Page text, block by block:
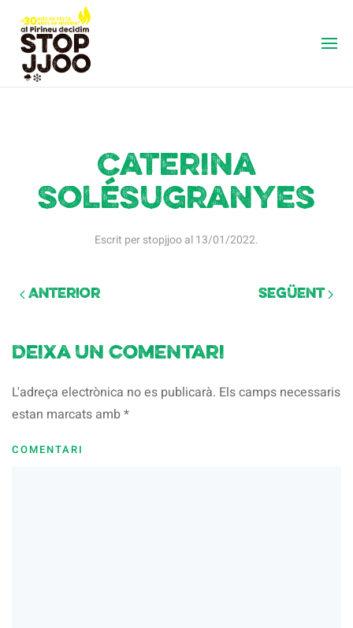
Caterina
SoléSugranyes
Escrit perstopjjooal13/01/2022.
Anterior Següent
Deixa un comentari
L'adreça electrònica no es publicarà. Els camps necessaris
estan marcats amb*
COMENTARI